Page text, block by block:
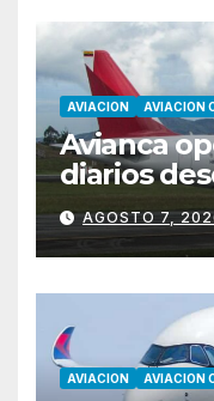
AVIACION AVIACION
Avianca
diarios
Asunción
AGOSTO 7,
AVIACION AVIACION